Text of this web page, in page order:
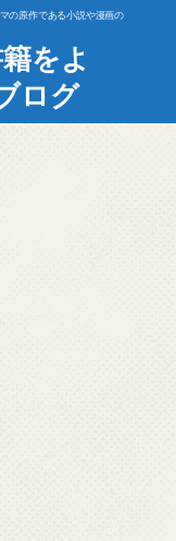
の原作である小説や漫画の
をよ
ログ